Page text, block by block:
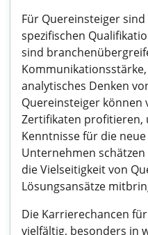
Für Quereinsteiger
spezifischen
sind
analytisches Denken
Quereinsteiger
Zertifikaten profitieren,
Kenntnisse für die
Unternehmen
die Vielseitigkeit von
Lösungsansätze
Die Karrierechancen
vielfältig, besonders in